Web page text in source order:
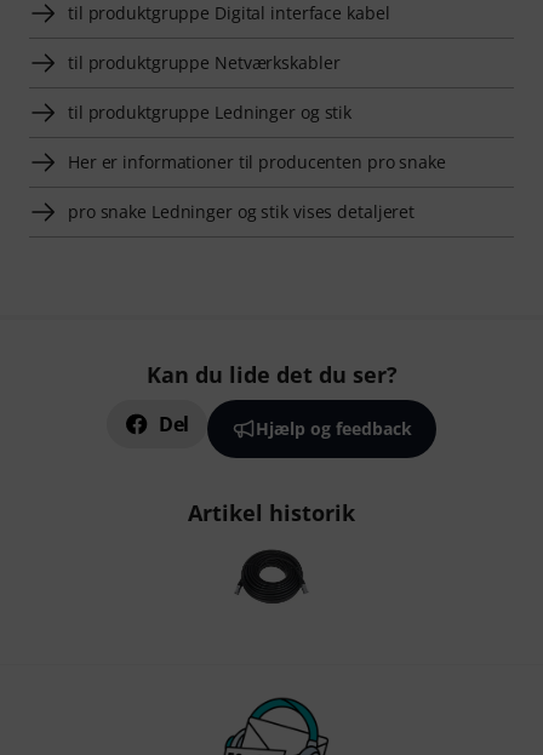
til produktgruppe Digital interface kabel
til produktgruppe Netværkskabler
til produktgruppe Ledninger og stik
Her er informationer til producenten pro snake
pro snake Ledninger og stik vises detaljeret
Kan du lide det du ser?
Del Hjælp og feedback
Artikel historik